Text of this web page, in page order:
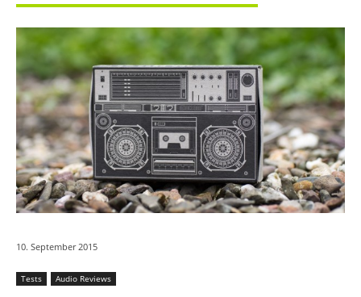
10. September 2015
Tests Audio Reviews